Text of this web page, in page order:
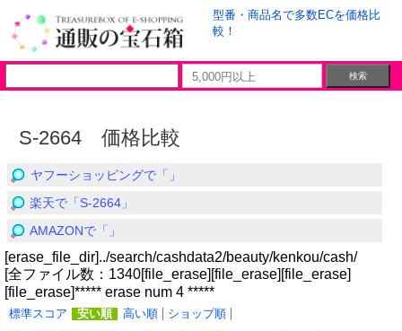
型番・商品名で多数ECを価格比
較！
S-2664 価格比較
ヤフーショッピングで「」
楽天で「S-2664」
AMAZONで「」
[erase_file_dir]../search/cashdata2/beauty/kenkou/cash/
[全ファイル数：1340[file_erase][file_erase][file_erase]
[file_erase]***** erase num 4 *****
標準スコア 安い順 高い順 ショップ順